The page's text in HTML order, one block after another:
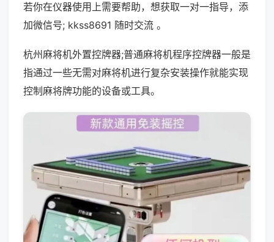
若你在仪器使用上需要帮助，想获取一对一指导，添
加微信号; kkss8691 随时交流 。
杭州麻将机外置控牌器;普通麻将机程序控牌器一般是
指通过一些无需对麻将机进行复杂安装操作就能实现
控制麻将牌功能的设备或工具。